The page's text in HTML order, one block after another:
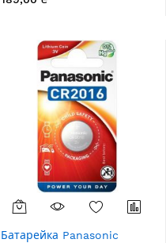
PR312H, PR41, ZA312,
Батарейка Panasonic